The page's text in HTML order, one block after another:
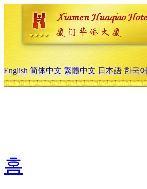
English 简体中文 繁體中文 日本語 한국어
홈